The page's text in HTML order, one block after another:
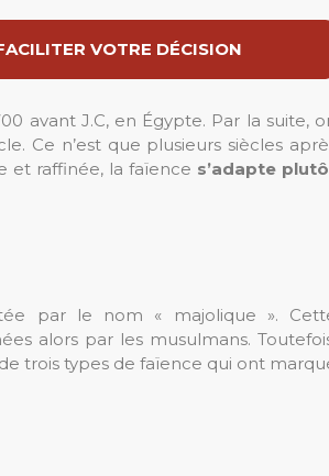
VOTRE DÉCISION
avant J.C, en Égypte. Par la suite,
Ce n’est que plusieurs siècles
et raffinée, la faïence s’adapte
par le nom « majolique ».
alors par les musulmans.
trois types de faïence qui ont